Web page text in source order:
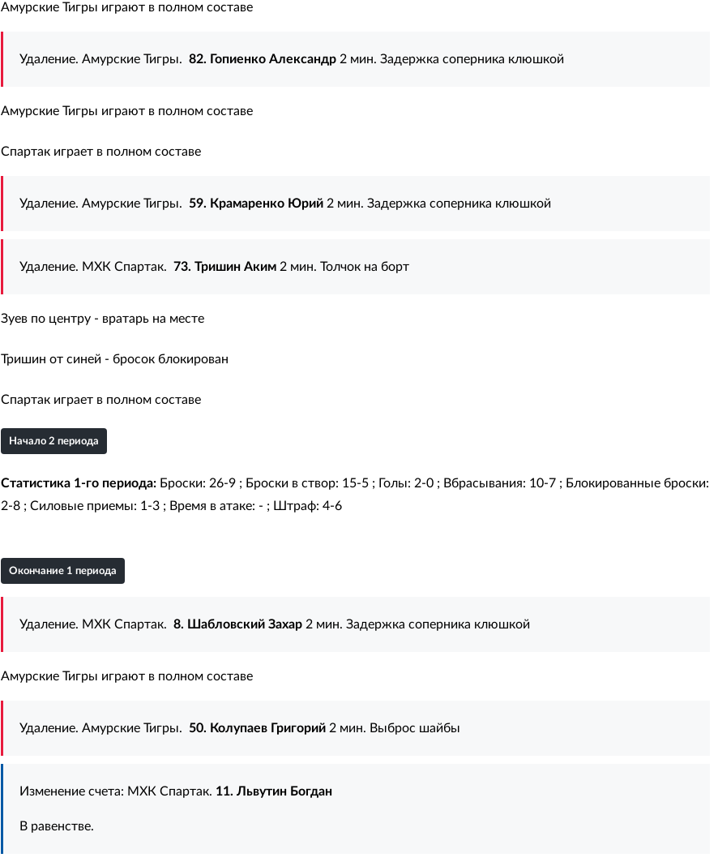
Амурские Тигры играют в полном составе
Удаление. Амурские Тигры. 82. Гопиенко Александр2 мин. Задержка соперника клюшкой
Амурские Тигры играют в полном составе
Спартак играет в полном составе
Удаление. Амурские Тигры. 59. Крамаренко Юрий2 мин. Задержка соперника клюшкой
Удаление. МХК Спартак. 73. Тришин Аким2 мин. Толчок на борт
Зуев по центру - вратарь на месте
Тришин от синей - бросок блокирован
Спартак играет в полном составе
Начало 2 периода
Статистика 1-го периода:Броски: 26-9 ; Броски в створ: 15-5 ; Голы: 2-0 ; Вбрасывания: 10-7 ; Блокированные броски:
2-8 ; Силовые приемы: 1-3 ; Время в атаке: - ; Штраф: 4-6
Окончание 1 периода
Удаление. МХК Спартак. 8. Шабловский Захар2 мин. Задержка соперника клюшкой
Амурские Тигры играют в полном составе
Удаление. Амурские Тигры. 50. Колупаев Григорий2 мин. Выброс шайбы
Изменение счета: МХК Спартак. 11. Львутин Богдан
В равенстве.